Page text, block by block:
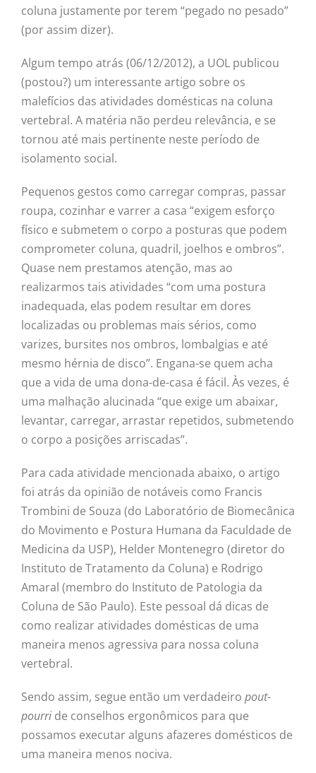
coluna justamente por terem “pegado no pesado”
(por assim dizer).
Algum tempo atrás (06/12/2012), a UOL publicou
(postou?) um interessante artigo sobre os
malefícios das atividades domésticas na coluna
vertebral. A matéria não perdeu relevância, e se
tornou até mais pertinente neste período de
isolamento social.
Pequenos gestos como carregar compras, passar
roupa, cozinhar e varrer a casa “exigem esforço
físico e submetem o corpo a posturas que podem
comprometer coluna, quadril, joelhos e ombros”.
Quase nem prestamos atenção, mas ao
realizarmos tais atividades “com uma postura
inadequada, elas podem resultar em dores
localizadas ou problemas mais sérios, como
varizes, bursites nos ombros, lombalgias e até
mesmo hérnia de disco”. Engana-se quem acha
que a vida de uma dona-de-casa é fácil. Às vezes, é
uma malhação alucinada “que exige um abaixar,
levantar, carregar, arrastar repetidos, submetendo
o corpo a posições arriscadas”.
Para cada atividade mencionada abaixo, o artigo
foi atrás da opinião de notáveis como Francis
Trombini de Souza (do Laboratório de Biomecânica
do Movimento e Postura Humana da Faculdade de
Medicina da USP), Helder Montenegro (diretor do
Instituto de Tratamento da Coluna) e Rodrigo
Amaral (membro do Instituto de Patologia da
Coluna de São Paulo). Este pessoal dá dicas de
como realizar atividades domésticas de uma
maneira menos agressiva para nossa coluna
vertebral.
Sendo assim, segue então um verdadeiro pout-
pourri de conselhos ergonômicos para que
possamos executar alguns afazeres domésticos de
uma maneira menos nociva.